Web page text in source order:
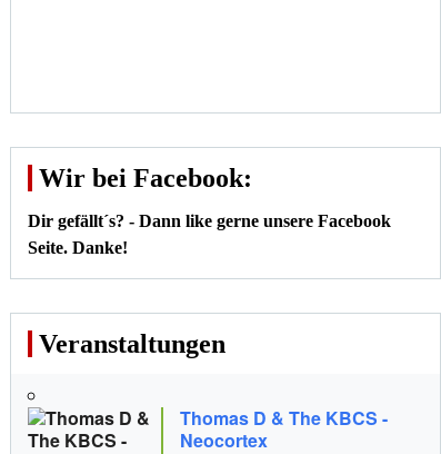
Wir bei Facebook:
Dir gefällt´s? - Dann like gerne unsere Facebook
Seite. Danke!
Veranstaltungen
Thomas D & The KBCS -
Neocortex